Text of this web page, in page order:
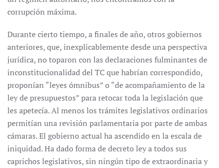
corrupción máxima.
Durante cierto tiempo, a finales de año, otros gobiernos
anteriores, que, inexplicablemente desde una perspectiva
jurídica, no toparon con las declaraciones fulminantes de
inconstitucionalidad del TC que habrían correspondido,
proponían “leyes ómnibus” o “de acompañamiento de la
ley de presupuestos” para retocar toda la legislación que
les apetecía. Al menos los trámites legislativos ordinarios
permitían una revisión parlamentaria por parte de ambas
cámaras. El gobierno actual ha ascendido en la escala de
iniquidad. Ha dado forma de decreto ley a todos sus
caprichos legislativos, sin ningún tipo de extraordinaria y